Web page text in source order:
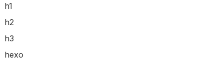
h1
h2
h3
hexo